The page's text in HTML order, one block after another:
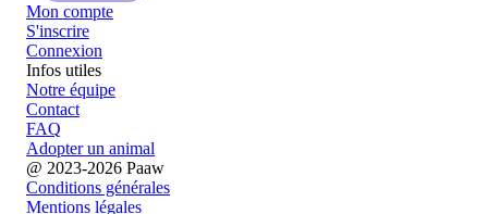
Mon compte
S'inscrire
Connexion
Infos utiles
Notre équipe
Contact
FAQ
Adopter un animal
@ 2023-2026 Paaw
Conditions générales
Mentions légales